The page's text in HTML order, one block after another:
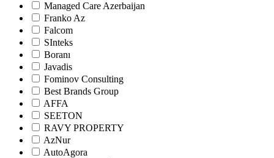
Managed Care Azerbaijan
Franko Az
Falcom
SInteks
Boranı
Javadis
Fominov Consulting
Best Brands Group
AFFA
SEETON
RAVY PROPERTY
AzNur
AutoAgora